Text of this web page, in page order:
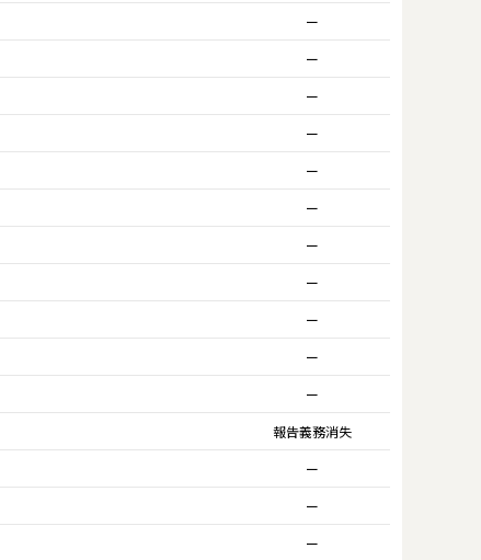
ー
ー
ー
ー
ー
ー
ー
ー
ー
ー
ー
報告義務消失
ー
ー
ー